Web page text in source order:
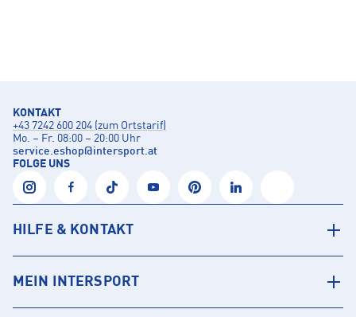
KONTAKT
+43 7242 600 204 (zum Ortstarif)
Mo. – Fr. 08:00 – 20:00 Uhr
service.eshop@intersport.at
FOLGE UNS
HILFE & KONTAKT
MEIN INTERSPORT